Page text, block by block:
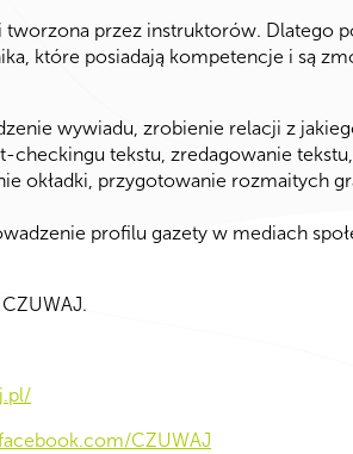
przez instruktorów. Dlatego
które posiadają kompetencje i są
wywiadu, zrobienie relacji z
tekstu, zredagowanie
okładki, przygotowanie rozmaitych
profilu gazety w mediach
CZUWAJ